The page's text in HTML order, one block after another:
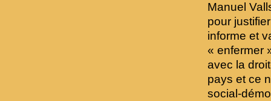
Manuel
pour
informe et
« enfermer
avec la
pays et ce
social-